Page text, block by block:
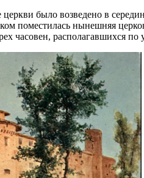
было возведено в
поместилась нынешняя
часовен, располагавшихся по